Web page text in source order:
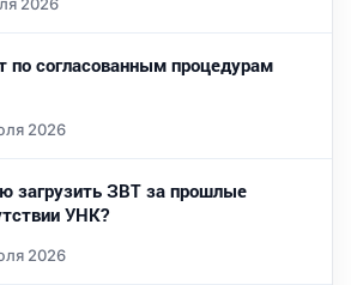
по согласованным процедурам
2026
загрузить ЗВТ за прошлые
УНК?
2026